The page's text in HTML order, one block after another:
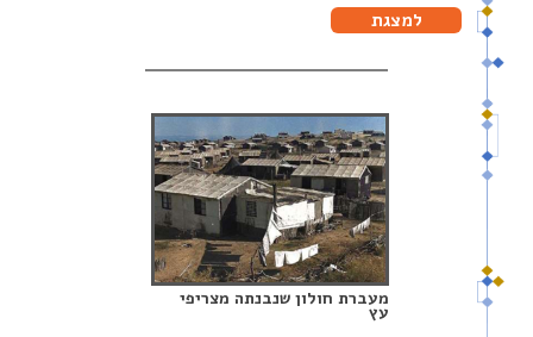
למצגת
מעברת חולון שנבנתה מצריפי
עץ